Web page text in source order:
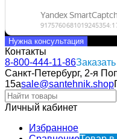
Нужна консультация
Контакты
8-800-444-11-86
Санкт-Петербург, 2-я
15аsale@santehnik.shop
Личный кабинет
Избранное